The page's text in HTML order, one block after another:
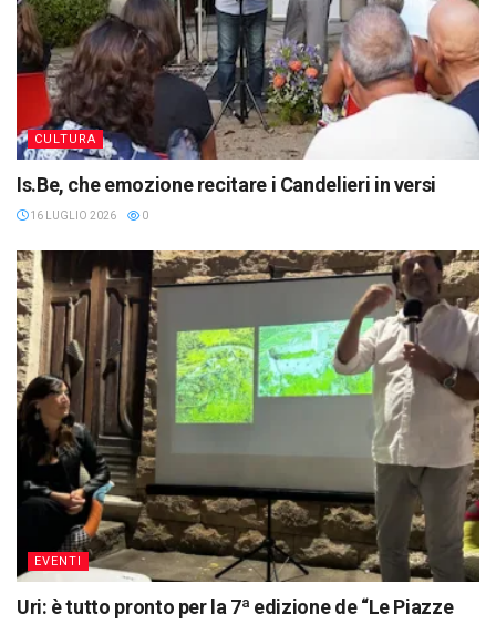
CULTURA
Is.Be, che emozione recitare i Candelieri in versi
16 LUGLIO 2026 0
EVENTI
Uri: è tutto pronto per la 7ª edizione de “Le Piazze